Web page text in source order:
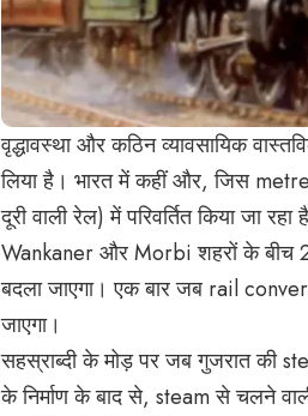
वृद्धावस्था और कठिन व्यावसायिक
लिया है। भारत में कहीं और, जिस
दूरी वाली रेल) में परिवर्तित किया जा रहा
Wankaner और Morbi शहरों के बीच
बदला जाएगा। एक बार जब rail
जाएगा।
सहस्राब्दी के मोड़ पर जब गुजरात की
के निर्माण के बाद से, steam से चलने